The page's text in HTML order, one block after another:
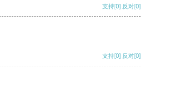
支持[0] 反对[0]
支持[0] 反对[0]